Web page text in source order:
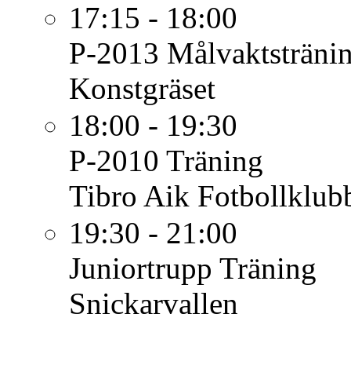
17:15 - 18:00
P-2013
Konstgräset
18:00 - 19:30
P-2010 Träning
Tibro Aik
19:30 - 21:00
Juniortrupp Träning
Snickarvallen